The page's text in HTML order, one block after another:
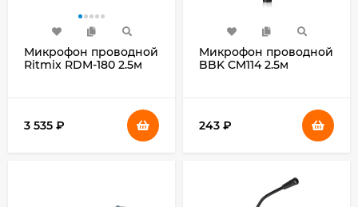
Микрофон проводной
Ritmix RDM-180 2.5м
3 535 ₽
Микрофон проводной
BBK CM114 2.5м
243 ₽